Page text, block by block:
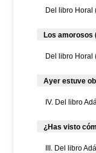
Del libro Horal
Los amorosos
Del libro Horal
Ayer estuve
IV. Del libro
¿Has visto
III. Del libro